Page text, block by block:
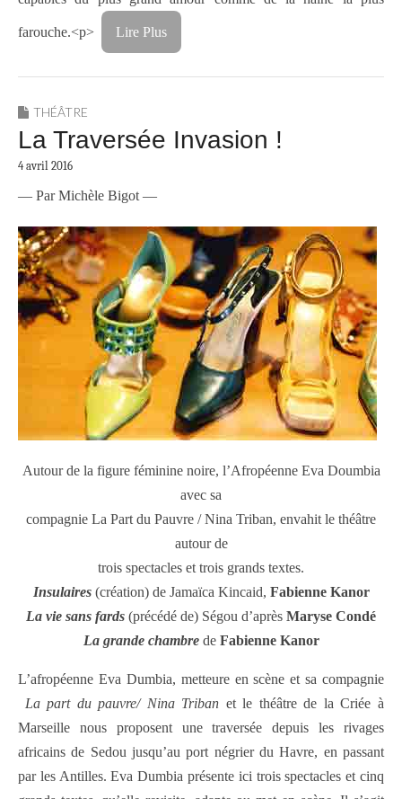
farouche.<p> Lire Plus
THÉÂTRE
La Traversée Invasion !
4 avril 2016
— Par Michèle Bigot —
Autour de la figure féminine noire, l’Afropéenne Eva Doumbia
avec sa
compagnie La Part du Pauvre / Nina Triban, envahit le théâtre
autour de
trois spectacles et trois grands textes.
Insulaires(création) de Jamaïca Kincaid, Fabienne Kanor
La vie sans fards (précédé de) Ségou d’après Maryse Condé
La grande chambrede Fabienne Kanor
L’afropéenne Eva Dumbia, metteure en scène et sa compagnie
La part du pauvre/ Nina Triban et le théâtre de la Criée à
Marseille nous proposent une traversée depuis les rivages
africains de Sedou jusqu’au port négrier du Havre, en passant
par les Antilles. Eva Dumbia présente ici trois spectacles et cinq